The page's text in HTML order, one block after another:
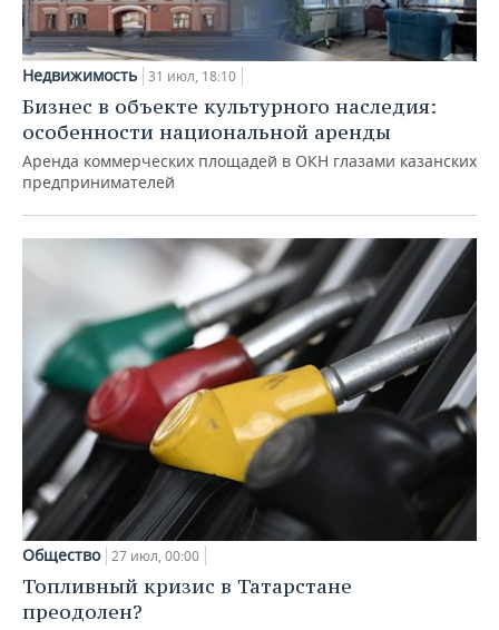
Недвижимость 31 июл, 18:10
Бизнес в объекте культурного наследия:
особенности национальной аренды
Аренда коммерческих площадей в ОКН глазами казанских
предпринимателей
Общество 27 июл, 00:00
Топливный кризис в Татарстане
преодолен?